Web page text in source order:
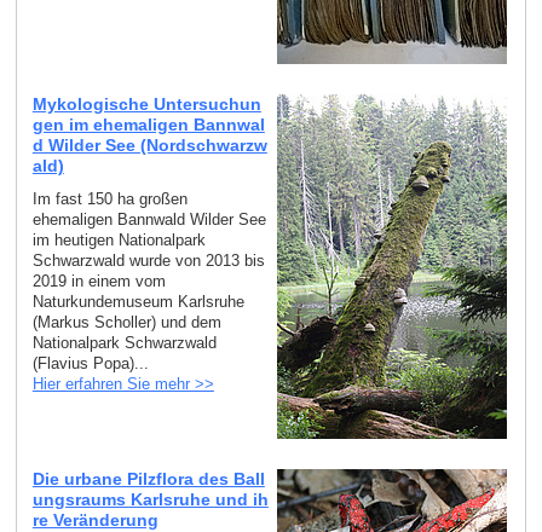
Mykologische Untersuchun
gen im ehemaligen Bannwal
d Wilder See (Nordschwarzw
ald)
Im fast 150 ha großen
ehemaligen Bannwald Wilder See
im heutigen Nationalpark
Schwarzwald wurde von 2013 bis
2019 in einem vom
Naturkundemuseum Karlsruhe
(Markus Scholler) und dem
Nationalpark Schwarzwald
(Flavius Popa)...
Hier erfahren Sie mehr >>
Die urbane Pilzflora des Ball
ungsraums Karlsruhe und ih
re Veränderung